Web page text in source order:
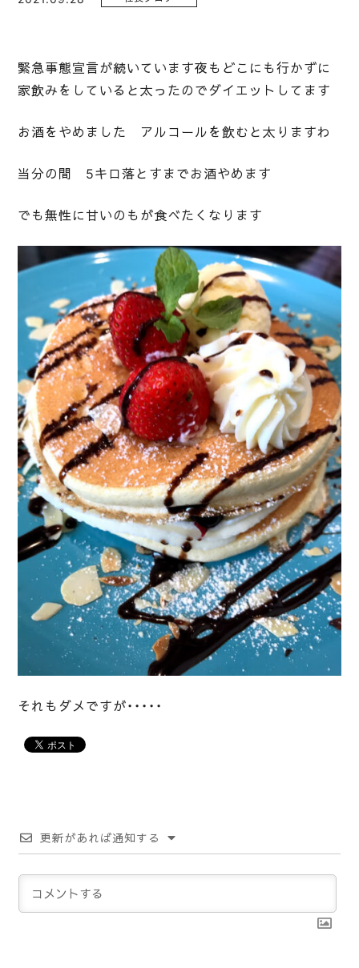
緊急事態宣言が続いています夜もどこにも行かずに
家飲みをしていると太ったのでダイエットしてます
お酒をやめました アルコールを飲むと太りますわ
当分の間 5キロ落とすまでお酒やめます
でも無性に甘いのもが食べたくなります
それもダメですが・・・・・
更新があれば通知する